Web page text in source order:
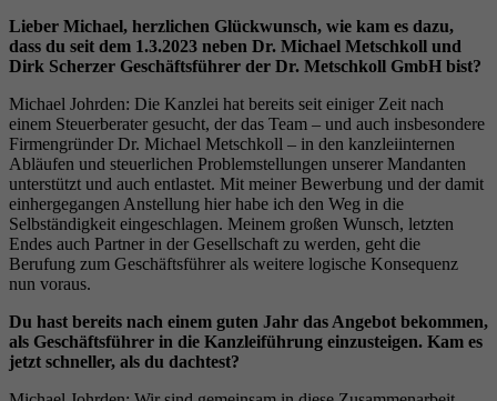
Lieber Michael, herzlichen Glückwunsch, wie kam es dazu,
dass du seit dem 1.3.2023 neben Dr. Michael Metschkoll und
Dirk Scherzer Geschäftsführer der Dr. Metschkoll GmbH bist?
Michael Johrden: Die Kanzlei hat bereits seit einiger Zeit nach
einem Steuerberater gesucht, der das Team – und auch insbesondere
Firmengründer Dr. Michael Metschkoll – in den kanzleiinternen
Abläufen und steuerlichen Problemstellungen unserer Mandanten
unterstützt und auch entlastet. Mit meiner Bewerbung und der damit
einhergegangen Anstellung hier habe ich den Weg in die
Selbständigkeit eingeschlagen. Meinem großen Wunsch, letzten
Endes auch Partner in der Gesellschaft zu werden, geht die
Berufung zum Geschäftsführer als weitere logische Konsequenz
nun voraus.
Du hast bereits nach einem guten Jahr das Angebot bekommen,
als Geschäftsführer in die Kanzleiführung einzusteigen. Kam es
jetzt schneller, als du dachtest?